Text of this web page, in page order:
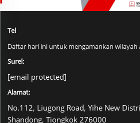
Tel
Daftar hari ini untuk mengamankan wilayah
Surel:
[email protected]
Alamat:
No.112, Liugong Road, Yihe New
Shandong, Tiongkok 276000